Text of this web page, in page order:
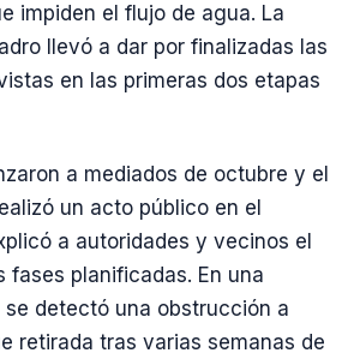
impiden el flujo de agua. La
llevó a dar por finalizadas las
en las primeras dos etapas
a mediados de octubre y el
un acto público en el
a autoridades y vecinos el
fases planificadas. En una
detectó una obstrucción a
retirada tras varias semanas de